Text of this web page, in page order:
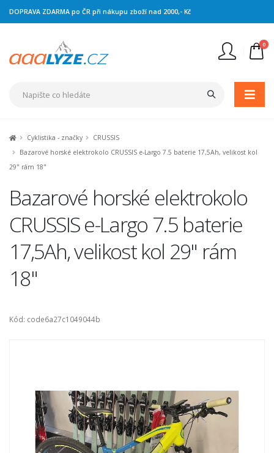
DOPRAVA ZDARMA po ČR při nákupu zboží nad 2000,- Kč
0
Cyklistika - značky
CRUSSIS
Bazarové horské elektrokolo CRUSSIS e-Largo 7.5 baterie 17,5Ah, velikost kol
29" rám 18"
Bazarové horské elektrokolo
CRUSSIS e-Largo 7.5 baterie
17,5Ah, velikost kol 29" rám
18"
Kód: code6a27c1049044b